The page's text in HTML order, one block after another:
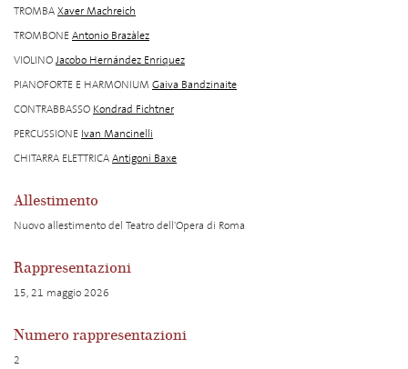
TROMBAXaver Machreich
TROMBONEAntonio Brazàlez
VIOLINOJacobo Hernández Enriquez
PIANOFORTE E HARMONIUM Gaiva Bandzinaite
CONTRABBASSO Kondrad Fichtner
PERCUSSIONE Ivan Mancinelli
CHITARRA ELETTRICAAntigoni Baxe
Allestimento
Nuovo allestimento del Teatro dell'Opera di Roma
Rappresentazioni
15, 21 maggio 2026
Numero rappresentazioni
2